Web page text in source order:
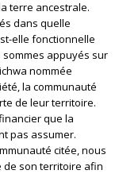
terre ancestrale.
dans quelle
elle fonctionnelle
appuyés sur
nommée
la communauté
de leur territoire.
que la
pas assumer.
citée, nous
son territoire afin